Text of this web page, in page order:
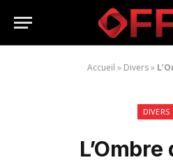
Accueil » Divers»
DIVERS